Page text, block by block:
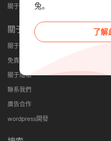
關于我們 免責申明
關于
關于我們
免責申明
關于隐私
聯系我們
廣告合作
wordpress開發
兔。
了解